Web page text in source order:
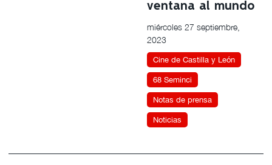
ventana al mundo
miércoles 27 septiembre,
2023
Cine de Castilla y León
68 Seminci
Notas de prensa
Noticias